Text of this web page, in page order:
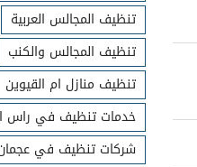
تنظيف المجالس العربية
تنظيف المجالس والكنب
تنظيف منازل ام القيوين
خدمات تنظيف في راس
شركات تنظيف في